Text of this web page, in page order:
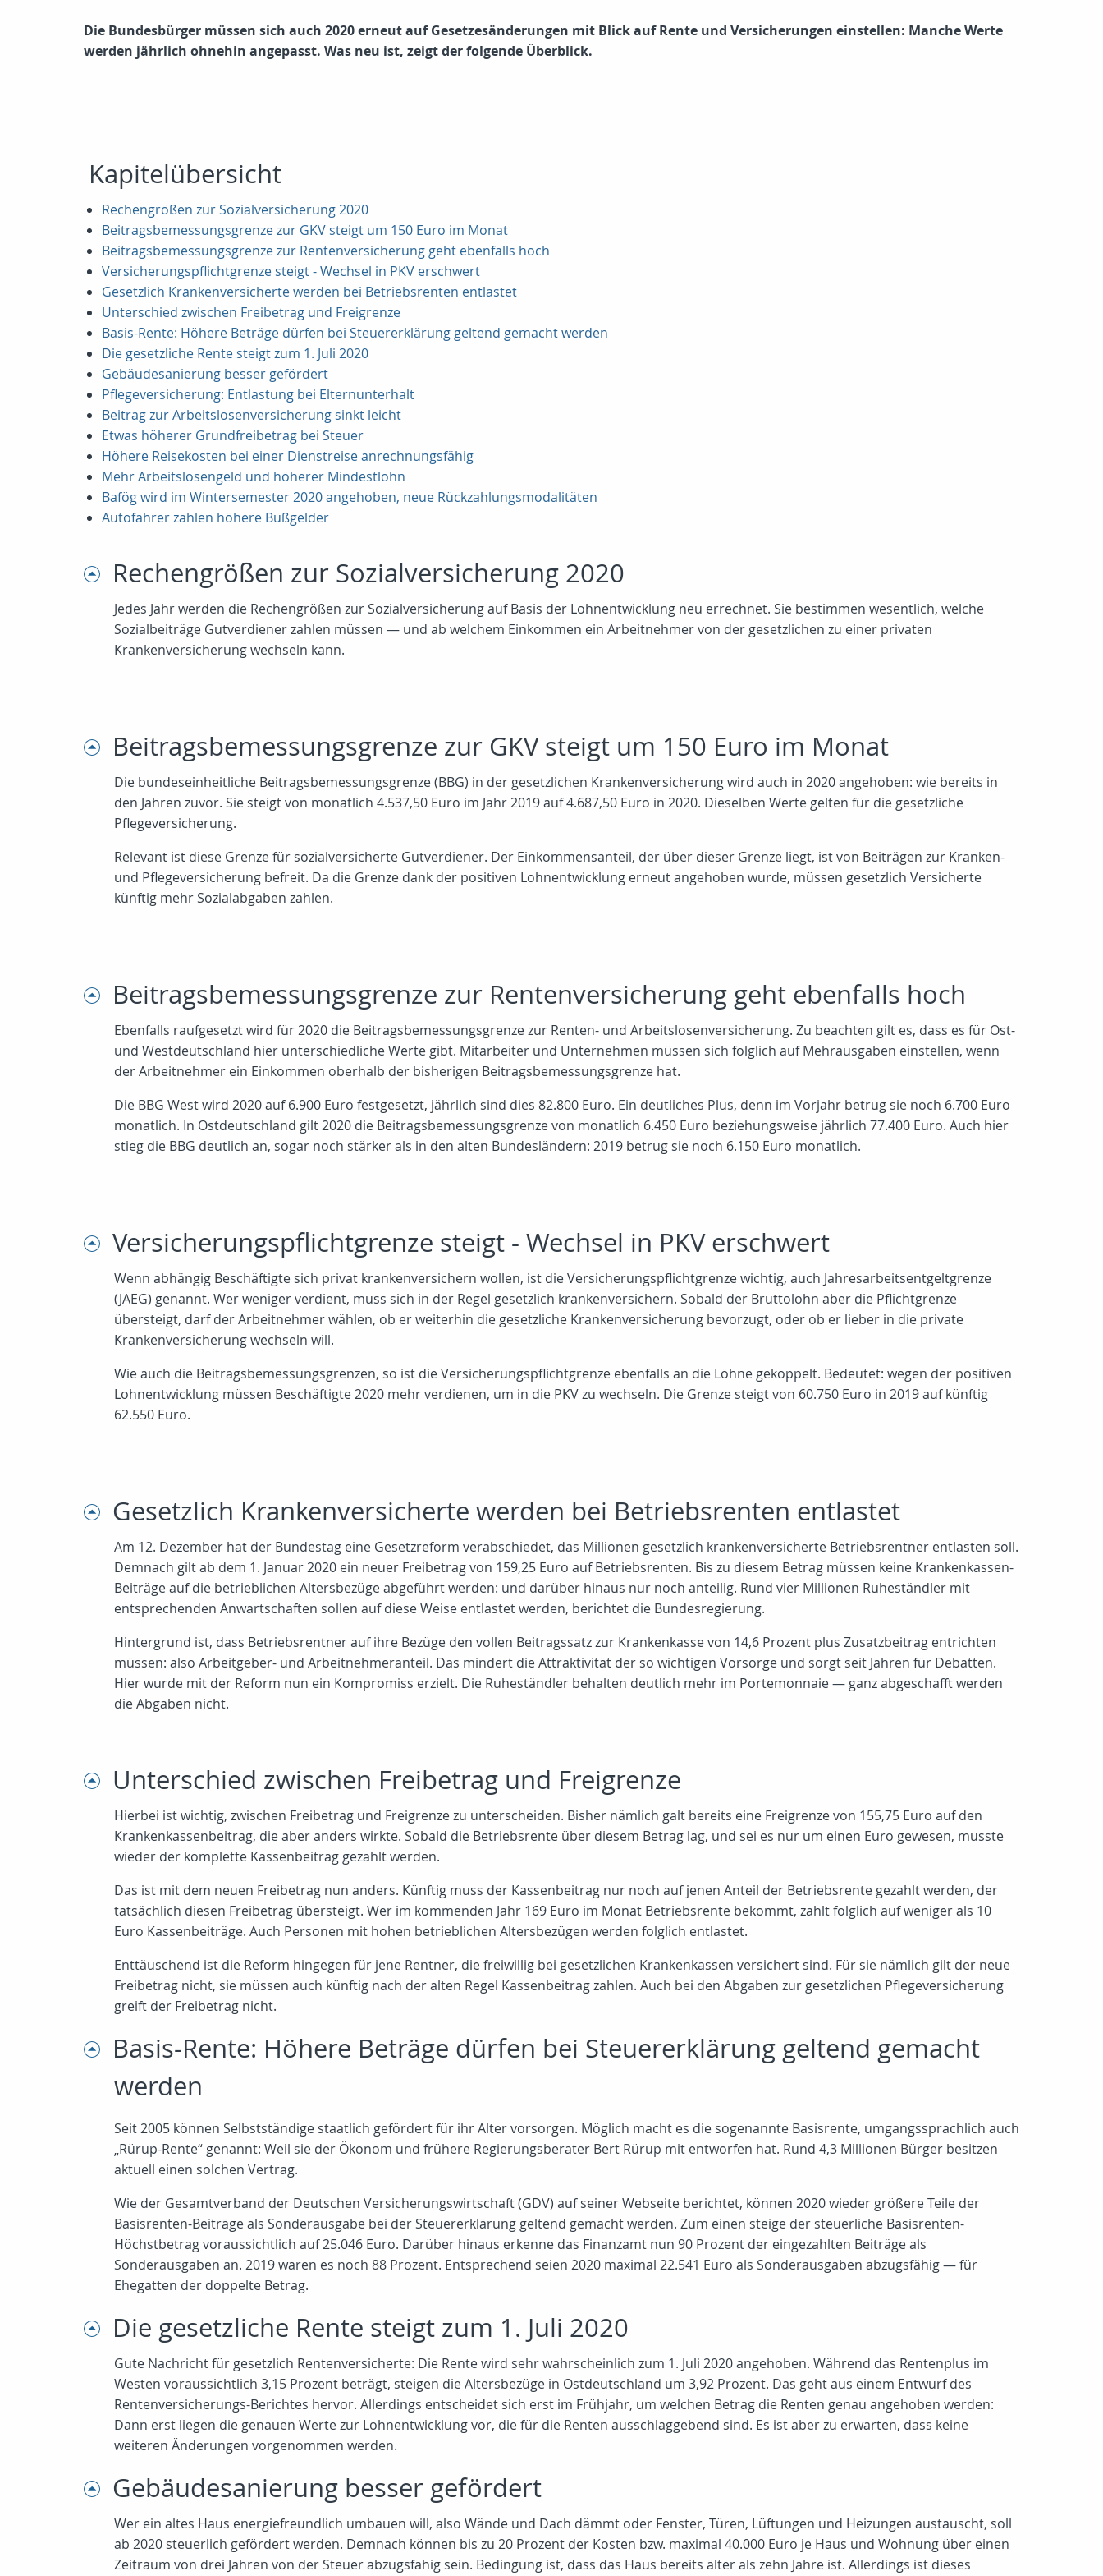
Die Bundesbürger müssen sich auch 2020 erneut auf Gesetzesänderungen mit Blick auf Rente und Versicherungen einstellen: Manche Werte
werden jährlich ohnehin angepasst. Was neu ist, zeigt der folgende Überblick.
Kapitelübersicht
Rechengrößen zur Sozialversicherung 2020
Beitragsbemessungsgrenze zur GKV steigt um 150 Euro im Monat
Beitragsbemessungsgrenze zur Rentenversicherung geht ebenfalls hoch
Versicherungspflichtgrenze steigt - Wechsel in PKV erschwert
Gesetzlich Krankenversicherte werden bei Betriebsrenten entlastet
Unterschied zwischen Freibetrag und Freigrenze
Basis-Rente: Höhere Beträge dürfen bei Steuererklärung geltend gemacht werden
Die gesetzliche Rente steigt zum 1. Juli 2020
Gebäudesanierung besser gefördert
Pflegeversicherung: Entlastung bei Elternunterhalt
Beitrag zur Arbeitslosenversicherung sinkt leicht
Etwas höherer Grundfreibetrag bei Steuer
Höhere Reisekosten bei einer Dienstreise anrechnungsfähig
Mehr Arbeitslosengeld und höherer Mindestlohn
Bafög wird im Wintersemester 2020 angehoben, neue Rückzahlungsmodalitäten
Autofahrer zahlen höhere Bußgelder
Rechengrößen zur Sozialversicherung 2020
Jedes Jahr werden die Rechengrößen zur Sozialversicherung auf Basis der Lohnentwicklung neu errechnet. Sie bestimmen wesentlich, welche
Sozialbeiträge Gutverdiener zahlen müssen — und ab welchem Einkommen ein Arbeitnehmer von der gesetzlichen zu einer privaten
Krankenversicherung wechseln kann.
Beitragsbemessungsgrenze zur GKV steigt um 150 Euro im Monat
Die bundeseinheitliche Beitragsbemessungsgrenze (BBG) in der gesetzlichen Krankenversicherung wird auch in 2020 angehoben: wie bereits in
den Jahren zuvor. Sie steigt von monatlich 4.537,50 Euro im Jahr 2019 auf 4.687,50 Euro in 2020. Dieselben Werte gelten für die gesetzliche
Pflegeversicherung.
Relevant ist diese Grenze für sozialversicherte Gutverdiener. Der Einkommensanteil, der über dieser Grenze liegt, ist von Beiträgen zur Kranken-
und Pflegeversicherung befreit. Da die Grenze dank der positiven Lohnentwicklung erneut angehoben wurde, müssen gesetzlich Versicherte
künftig mehr Sozialabgaben zahlen.
Beitragsbemessungsgrenze zur Rentenversicherung geht ebenfalls hoch
Ebenfalls raufgesetzt wird für 2020 die Beitragsbemessungsgrenze zur Renten- und Arbeitslosenversicherung. Zu beachten gilt es, dass es für Ost-
und Westdeutschland hier unterschiedliche Werte gibt. Mitarbeiter und Unternehmen müssen sich folglich auf Mehrausgaben einstellen, wenn
der Arbeitnehmer ein Einkommen oberhalb der bisherigen Beitragsbemessungsgrenze hat.
Die BBG West wird 2020 auf 6.900 Euro festgesetzt, jährlich sind dies 82.800 Euro. Ein deutliches Plus, denn im Vorjahr betrug sie noch 6.700 Euro
monatlich. In Ostdeutschland gilt 2020 die Beitragsbemessungsgrenze von monatlich 6.450 Euro beziehungsweise jährlich 77.400 Euro. Auch hier
stieg die BBG deutlich an, sogar noch stärker als in den alten Bundesländern: 2019 betrug sie noch 6.150 Euro monatlich.
Versicherungspflichtgrenze steigt - Wechsel in PKV erschwert
Wenn abhängig Beschäftigte sich privat krankenversichern wollen, ist die Versicherungspflichtgrenze wichtig, auch Jahresarbeitsentgeltgrenze
(JAEG) genannt. Wer weniger verdient, muss sich in der Regel gesetzlich krankenversichern. Sobald der Bruttolohn aber die Pflichtgrenze
übersteigt, darf der Arbeitnehmer wählen, ob er weiterhin die gesetzliche Krankenversicherung bevorzugt, oder ob er lieber in die private
Krankenversicherung wechseln will.
Wie auch die Beitragsbemessungsgrenzen, so ist die Versicherungspflichtgrenze ebenfalls an die Löhne gekoppelt. Bedeutet: wegen der positiven
Lohnentwicklung müssen Beschäftigte 2020 mehr verdienen, um in die PKV zu wechseln. Die Grenze steigt von 60.750 Euro in 2019 auf künftig
62.550 Euro.
Gesetzlich Krankenversicherte werden bei Betriebsrenten entlastet
Am 12. Dezember hat der Bundestag eine Gesetzreform verabschiedet, das Millionen gesetzlich krankenversicherte Betriebsrentner entlasten soll.
Demnach gilt ab dem 1. Januar 2020 ein neuer Freibetrag von 159,25 Euro auf Betriebsrenten. Bis zu diesem Betrag müssen keine Krankenkassen-
Beiträge auf die betrieblichen Altersbezüge abgeführt werden: und darüber hinaus nur noch anteilig. Rund vier Millionen Ruheständler mit
entsprechenden Anwartschaften sollen auf diese Weise entlastet werden, berichtet die Bundesregierung.
Hintergrund ist, dass Betriebsrentner auf ihre Bezüge den vollen Beitragssatz zur Krankenkasse von 14,6 Prozent plus Zusatzbeitrag entrichten
müssen: also Arbeitgeber- und Arbeitnehmeranteil. Das mindert die Attraktivität der so wichtigen Vorsorge und sorgt seit Jahren für Debatten.
Hier wurde mit der Reform nun ein Kompromiss erzielt. Die Ruheständler behalten deutlich mehr im Portemonnaie — ganz abgeschafft werden
die Abgaben nicht.
Unterschied zwischen Freibetrag und Freigrenze
Hierbei ist wichtig, zwischen Freibetrag und Freigrenze zu unterscheiden. Bisher nämlich galt bereits eine Freigrenze von 155,75 Euro auf den
Krankenkassenbeitrag, die aber anders wirkte. Sobald die Betriebsrente über diesem Betrag lag, und sei es nur um einen Euro gewesen, musste
wieder der komplette Kassenbeitrag gezahlt werden.
Das ist mit dem neuen Freibetrag nun anders. Künftig muss der Kassenbeitrag nur noch auf jenen Anteil der Betriebsrente gezahlt werden, der
tatsächlich diesen Freibetrag übersteigt. Wer im kommenden Jahr 169 Euro im Monat Betriebsrente bekommt, zahlt folglich auf weniger als 10
Euro Kassenbeiträge. Auch Personen mit hohen betrieblichen Altersbezügen werden folglich entlastet.
Enttäuschend ist die Reform hingegen für jene Rentner, die freiwillig bei gesetzlichen Krankenkassen versichert sind. Für sie nämlich gilt der neue
Freibetrag nicht, sie müssen auch künftig nach der alten Regel Kassenbeitrag zahlen. Auch bei den Abgaben zur gesetzlichen Pflegeversicherung
greift der Freibetrag nicht.
Basis-Rente: Höhere Beträge dürfen bei Steuererklärung geltend gemacht
werden
Seit 2005 können Selbstständige staatlich gefördert für ihr Alter vorsorgen. Möglich macht es die sogenannte Basisrente, umgangssprachlich auch
„Rürup-Rente“ genannt: Weil sie der Ökonom und frühere Regierungsberater Bert Rürup mit entworfen hat. Rund 4,3 Millionen Bürger besitzen
aktuell einen solchen Vertrag.
Wie der Gesamtverband der Deutschen Versicherungswirtschaft (GDV) auf seiner Webseite berichtet, können 2020 wieder größere Teile der
Basisrenten-Beiträge als Sonderausgabe bei der Steuererklärung geltend gemacht werden. Zum einen steige der steuerliche Basisrenten-
Höchstbetrag voraussichtlich auf 25.046 Euro. Darüber hinaus erkenne das Finanzamt nun 90 Prozent der eingezahlten Beiträge als
Sonderausgaben an. 2019 waren es noch 88 Prozent. Entsprechend seien 2020 maximal 22.541 Euro als Sonderausgaben abzugsfähig — für
Ehegatten der doppelte Betrag.
Die gesetzliche Rente steigt zum 1. Juli 2020
Gute Nachricht für gesetzlich Rentenversicherte: Die Rente wird sehr wahrscheinlich zum 1. Juli 2020 angehoben. Während das Rentenplus im
Westen voraussichtlich 3,15 Prozent beträgt, steigen die Altersbezüge in Ostdeutschland um 3,92 Prozent. Das geht aus einem Entwurf des
Rentenversicherungs-Berichtes hervor. Allerdings entscheidet sich erst im Frühjahr, um welchen Betrag die Renten genau angehoben werden:
Dann erst liegen die genauen Werte zur Lohnentwicklung vor, die für die Renten ausschlaggebend sind. Es ist aber zu erwarten, dass keine
weiteren Änderungen vorgenommen werden.
Gebäudesanierung besser gefördert
Wer ein altes Haus energiefreundlich umbauen will, also Wände und Dach dämmt oder Fenster, Türen, Lüftungen und Heizungen austauscht, soll
ab 2020 steuerlich gefördert werden. Demnach können bis zu 20 Prozent der Kosten bzw. maximal 40.000 Euro je Haus und Wohnung über einen
Zeitraum von drei Jahren von der Steuer abzugsfähig sein. Bedingung ist, dass das Haus bereits älter als zehn Jahre ist. Allerdings ist dieses